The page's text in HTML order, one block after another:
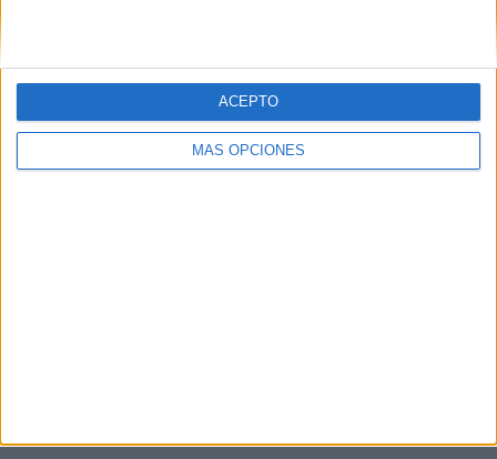
MÁS OPCIONES
ACEPTO
Badajoz
Las Palmas de Gran Canaria